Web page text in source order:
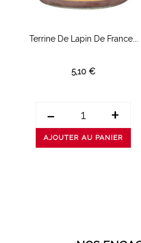
Terrine De Lapin De France...
5,10 €
- +
AJOUTER AU PANIER